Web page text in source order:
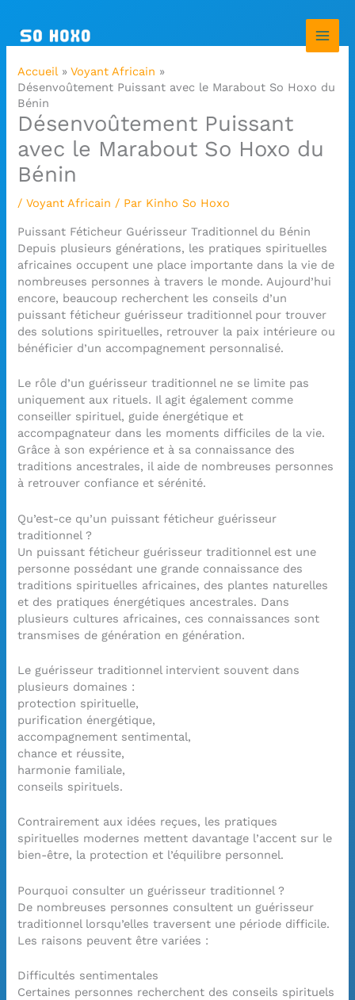
contenu
Accueil
Voyant Africain
Désenvoûtement Puissant avec le Marabout So Hoxo du
Bénin
Désenvoûtement Puissant
avec le Marabout So Hoxo du
Bénin
/Voyant Africain / Par Kinho So Hoxo
Puissant Féticheur Guérisseur Traditionnel du Bénin
Depuis plusieurs générations, les pratiques spirituelles
africaines occupent une place importante dans la vie de
nombreuses personnes à travers le monde. Aujourd’hui
encore, beaucoup recherchent les conseils d’un
puissant féticheur guérisseur traditionnel pour trouver
des solutions spirituelles, retrouver la paix intérieure ou
bénéficier d’un accompagnement personnalisé.
Le rôle d’un guérisseur traditionnel ne se limite pas
uniquement aux rituels. Il agit également comme
conseiller spirituel, guide énergétique et
accompagnateur dans les moments difficiles de la vie.
Grâce à son expérience et à sa connaissance des
traditions ancestrales, il aide de nombreuses personnes
à retrouver confiance et sérénité.
Qu’est-ce qu’un puissant féticheur guérisseur
traditionnel ?
Un puissant féticheur guérisseur traditionnel est une
personne possédant une grande connaissance des
traditions spirituelles africaines, des plantes naturelles
et des pratiques énergétiques ancestrales. Dans
plusieurs cultures africaines, ces connaissances sont
transmises de génération en génération.
Le guérisseur traditionnel intervient souvent dans
plusieurs domaines :
protection spirituelle,
purification énergétique,
accompagnement sentimental,
chance et réussite,
harmonie familiale,
conseils spirituels.
Contrairement aux idées reçues, les pratiques
spirituelles modernes mettent davantage l’accent sur le
bien-être, la protection et l’équilibre personnel.
Pourquoi consulter un guérisseur traditionnel ?
De nombreuses personnes consultent un guérisseur
traditionnel lorsqu’elles traversent une période difficile.
Les raisons peuvent être variées :
Difficultés sentimentales
Certaines personnes recherchent des conseils spirituels